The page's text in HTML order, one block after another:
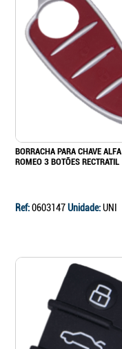
BORRACHA PARA CHAVE ALFA
ROMEO 3 BOTÕES RECTRATIL
Ref:0603147Unidade:UNI